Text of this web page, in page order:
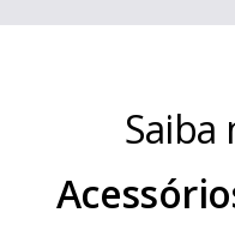
600 Litros)Saiba